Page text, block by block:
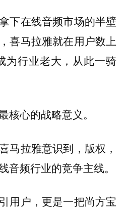
下在线音频市场的半壁
喜马拉雅就在用户数上
为行业老大，从此一骑
核心的战略意义。
马拉雅意识到，版权，
音频行业的竞争主线。
用户，更是一把尚方宝